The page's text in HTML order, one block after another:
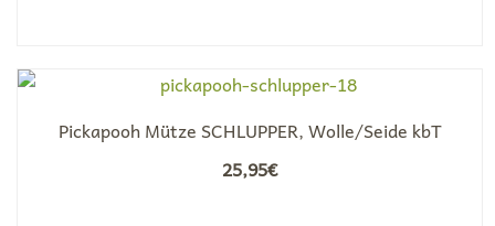
Pickapooh Mütze SCHLUPPER, Wolle/Seide kbT
25,95€